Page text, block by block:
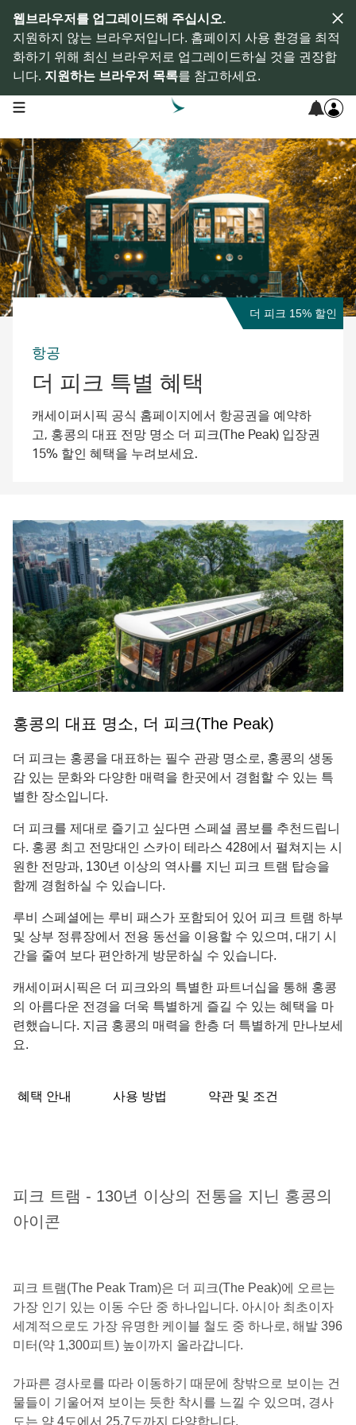
웹브라우저를 업그레이드해 주십시오.
지원하지 않는 브라우저입니다. 홈페이지 사용 환경을 최적
화하기 위해 최신 브라우저로 업그레이드하실 것을 권장합
니다. 지원하는 브라우저 목록를 참고하세요.
open navigation menu
더 피크 15% 할인
항공
더 피크 특별 혜택
캐세이퍼시픽 공식 홈페이지에서 항공권을 예약하
고, 홍콩의 대표 전망 명소 더 피크(The Peak) 입장권
15% 할인 혜택을 누려보세요.
홍콩의 대표 명소, 더 피크(The Peak)
더 피크는 홍콩을 대표하는 필수 관광 명소로, 홍콩의 생동
감 있는 문화와 다양한 매력을 한곳에서 경험할 수 있는 특
별한 장소입니다.
더 피크를 제대로 즐기고 싶다면 스페셜 콤보를 추천드립니
다. 홍콩 최고 전망대인 스카이 테라스 428에서 펼쳐지는 시
원한 전망과, 130년 이상의 역사를 지닌 피크 트램 탑승을
함께 경험하실 수 있습니다.
루비 스페셜에는 루비 패스가 포함되어 있어 피크 트램 하부
및 상부 정류장에서 전용 동선을 이용할 수 있으며, 대기 시
간을 줄여 보다 편안하게 방문하실 수 있습니다.
캐세이퍼시픽은 더 피크와의 특별한 파트너십을 통해 홍콩
의 아름다운 전경을 더욱 특별하게 즐길 수 있는 혜택을 마
련했습니다. 지금 홍콩의 매력을 한층 더 특별하게 만나보세
요.
혜택 안내 사용 방법 약관 및 조건
피크 트램 - 130년 이상의 전통을 지닌 홍콩의
아이콘
피크 트램(The Peak Tram)은 더 피크(The Peak)에 오르는
가장 인기 있는 이동 수단 중 하나입니다. 아시아 최초이자
세계적으로도 가장 유명한 케이블 철도 중 하나로, 해발 396
미터(약 1,300피트) 높이까지 올라갑니다.
가파른 경사로를 따라 이동하기 때문에 창밖으로 보이는 건
물들이 기울어져 보이는 듯한 착시를 느낄 수 있으며, 경사
도는 약 4도에서 25.7도까지 다양합니다.